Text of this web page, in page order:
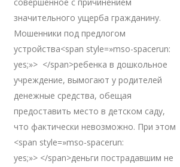
значительного ущерба гражданину.
Мошенники под предлогом
устройства<span style=»mso-spacerun:
yes;»> </span>ребенка в дошкольное
учреждение, вымогают у родителей
денежные средства, обещая
предоставить место в детском саду,
что фактически невозможно. При этом
<span style=»mso-spacerun:
yes;»> </span>деньги пострадавшим не